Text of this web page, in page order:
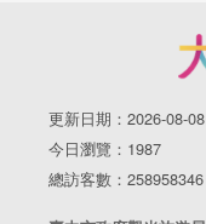
更新日期：2026-08-08
今日瀏覽：1987
總訪客數：258958346